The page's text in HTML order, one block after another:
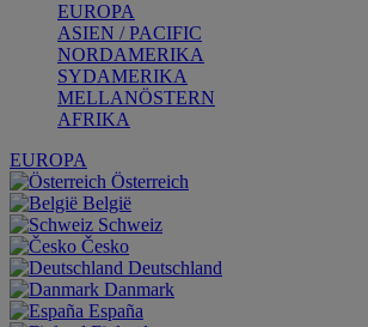
EUROPA
ASIEN / PACIFIC
NORDAMERIKA
SYDAMERIKA
MELLANÖSTERN
AFRIKA
EUROPA
Österreich
België
Schweiz
Česko
Deutschland
Danmark
España